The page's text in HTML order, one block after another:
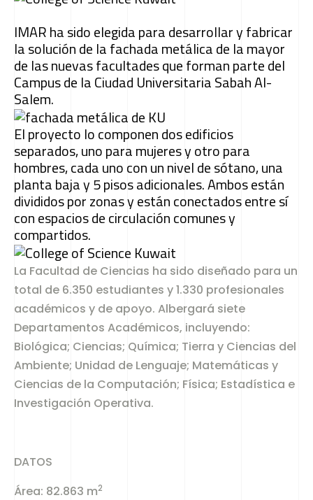
IMAR ha sido elegida para desarrollar y fabricar
la solución de la fachada metálica de la mayor
de las nuevas facultades que forman parte del
Campus de la Ciudad Universitaria Sabah Al-
Salem.
El proyecto lo componen dos edificios
separados, uno para mujeres y otro para
hombres, cada uno con un nivel de sótano, una
planta baja y 5 pisos adicionales. Ambos están
divididos por zonas y están conectados entre sí
con espacios de circulación comunes y
compartidos.
La Facultad de Ciencias ha sido diseñado para un
total de 6.350 estudiantes y 1.330 profesionales
académicos y de apoyo. Albergará siete
Departamentos Académicos, incluyendo:
Biológica; Ciencias; Química; Tierra y Ciencias del
Ambiente; Unidad de Lenguaje; Matemáticas y
Ciencias de la Computación; Física; Estadística e
Investigación Operativa.
DATOS
Área: 82.863 m2